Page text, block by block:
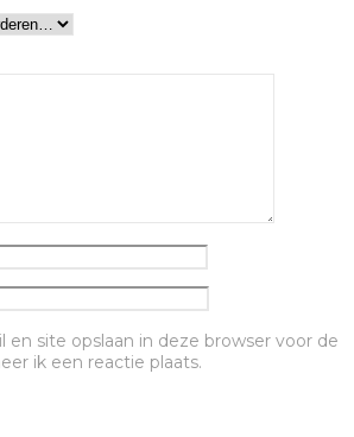
en site opslaan in deze browser voor de
ik een reactie plaats.